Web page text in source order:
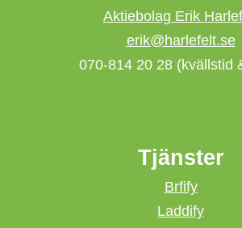
Aktiebolag Erik
erik@harlefelt.se
070-814 20 28 (kvällstid
Tjänster
Brfify
Laddify